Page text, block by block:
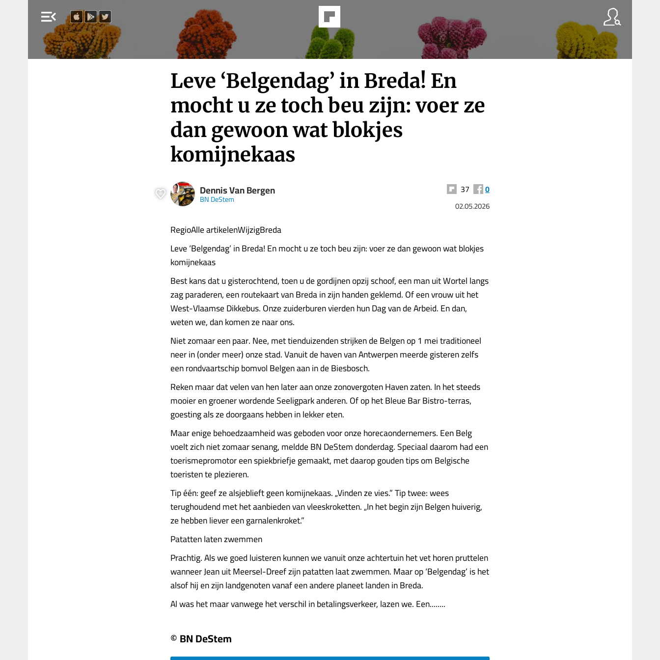
menu_open
Leve ‘Belgendag’ in Breda! En
mocht u ze toch beu zijn: voer ze
dan gewoon wat blokjes
komijnekaas
Dennis Van Bergen
BN DeStem
37 0
02.05.2026
RegioAlle artikelenWijzigBreda
Leve ‘Belgendag’ in Breda! En mocht u ze toch beu zijn: voer ze dan gewoon wat blokjes
komijnekaas
Best kans dat u gisterochtend, toen u de gordijnen opzij schoof, een man uit Wortel langs
zag paraderen, een routekaart van Breda in zijn handen geklemd. Of een vrouw uit het
West-Vlaamse Dikkebus. Onze zuiderburen vierden hun Dag van de Arbeid. En dan,
weten we, dan komen ze naar ons.
Niet zomaar een paar. Nee, met tienduizenden strijken de Belgen op 1 mei traditioneel
neer in (onder meer) onze stad. Vanuit de haven van Antwerpen meerde gisteren zelfs
een rondvaartschip bomvol Belgen aan in de Biesbosch.
Reken maar dat velen van hen later aan onze zonovergoten Haven zaten. In het steeds
mooier en groener wordende Seeligpark anderen. Of op het Bleue Bar Bistro-terras,
goesting als ze doorgaans hebben in lekker eten.
Maar enige behoedzaamheid was geboden voor onze horecaondernemers. Een Belg
voelt zich niet zomaar senang, meldde BN DeStem donderdag. Speciaal daarom had een
toerismepromotor een spiekbriefje gemaakt, met daarop gouden tips om Belgische
toeristen te plezieren.
Tip één: geef ze alsjeblieft geen komijnekaas. „Vinden ze vies.” Tip twee: wees
terughoudend met het aanbieden van vleeskroketten. „In het begin zijn Belgen huiverig,
ze hebben liever een garnalenkroket.”
Patatten laten zwemmen
Prachtig. Als we goed luisteren kunnen we vanuit onze achtertuin het vet horen pruttelen
wanneer Jean uit Meersel-Dreef zijn patatten laat zwemmen. Maar op ‘Belgendag’ is het
alsof hij en zijn landgenoten vanaf een andere planeet landen in Breda.
Al was het maar vanwege het verschil in betalingsverkeer, lazen we. Een........
© BN DeStem